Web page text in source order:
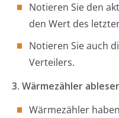
Notieren Sie den
den Wert des
Notieren Sie auch
Verteilers.
3. Wärmezähler
Wärmezähler